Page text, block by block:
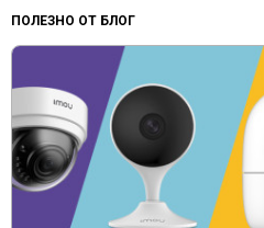
ПОЛЕЗНО ОТ БЛОГ